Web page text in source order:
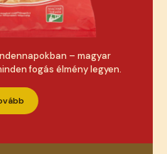
– magyar
fogás élmény legyen.